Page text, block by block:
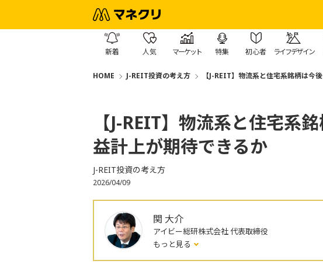
新着 人気 マーケット 特集 初心者 ライフデザイン
HOME J-REIT投資の考え方 【J-REIT】物流系と住宅系銘柄は今
【J-REIT】物流系と住宅系
益計上が期待できるか
J-REIT投資の考え方
2026/04/09
関 大介
アイビー総研株式会社 代表取締役
もっと見る